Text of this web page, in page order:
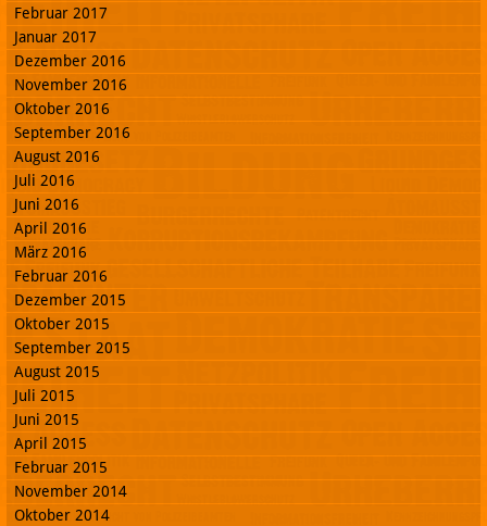
Februar 2017
Januar 2017
Dezember 2016
November 2016
Oktober 2016
September 2016
August 2016
Juli 2016
Juni 2016
April 2016
März 2016
Februar 2016
Dezember 2015
Oktober 2015
September 2015
August 2015
Juli 2015
Juni 2015
April 2015
Februar 2015
November 2014
Oktober 2014